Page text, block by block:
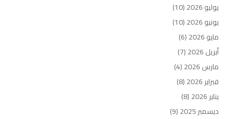
يوليو 2026
(10)
يونيو 2026
(10)
مايو 2026
(6)
أبريل 2026
(7)
مارس 2026
(4)
فبراير 2026
(8)
يناير 2026
(8)
ديسمبر 2025
(9)